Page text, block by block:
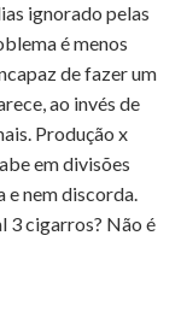
ignorado pelas
é menos
de fazer um
ao invés de
Produção x
em divisões
e nem discorda.
3 cigarros? Não é